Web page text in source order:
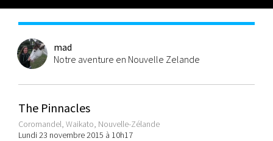
mad
Notre aventure en Nouvelle Zelande
The Pinnacles
Coromandel, Waikato, Nouvelle-Zélande
Lundi 23 novembre 2015 à 10h17